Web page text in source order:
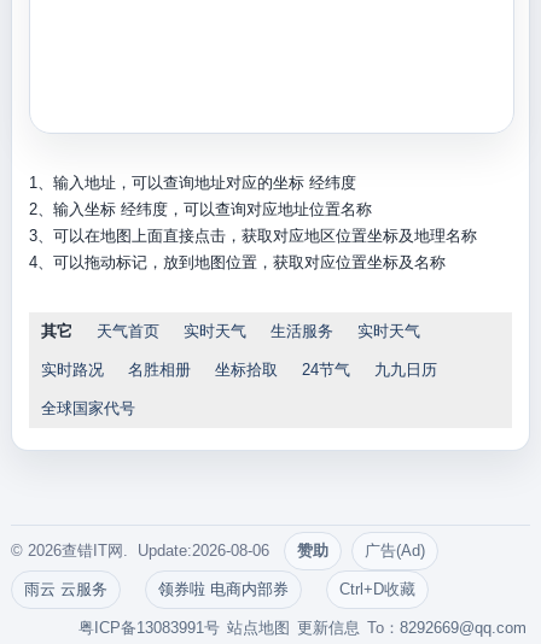
1、输入地址，可以查询地址对应的坐标 经纬度
2、输入坐标 经纬度，可以查询对应地址位置名称
3、可以在地图上面直接点击，获取对应地区位置坐标及地理名称
4、可以拖动标记，放到地图位置，获取对应位置坐标及名称
其它 天气首页 实时天气 生活服务 实时天气
实时路况 名胜相册 坐标拾取 24节气 九九日历
全球国家代号
© 2026查错IT网. Update:2026-08-06 赞助 广告(Ad)
雨云 云服务 领券啦 电商内部券 Ctrl+D收藏
To：8292669@qq.com
更新信息
站点地图
粤ICP备13083991号